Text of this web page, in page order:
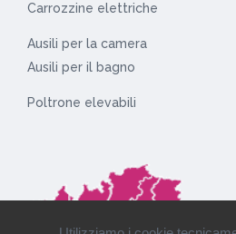
Carrozzine elettriche
Ausili per la camera
Ausili per il bagno
Poltrone elevabili